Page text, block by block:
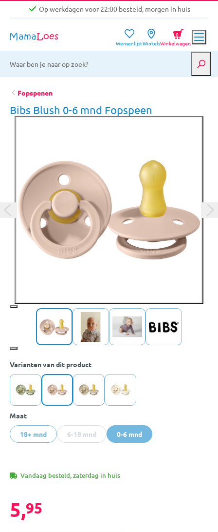
Op werkdagen voor 22:00 besteld, morgen in huis
Gratis verzending vanaf €39,-
Op werkdagen voor 22:00 besteld, morgen in huis
WensenlijstWinkelsWinkelwagen
0
Fopspenen
Bibs Blush 0-6 mnd Fopspeen
Varianten van dit product
Maat
18+ mnd 6-18 mnd 0-6 mnd
Vandaag besteld, zaterdag in huis
5,95